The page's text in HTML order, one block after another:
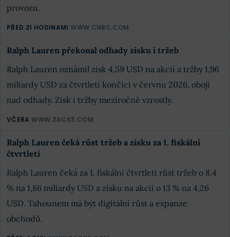
provozu.
PŘED 21 HODINAMI WWW.CNBC.COM
Ralph Lauren překonal odhady zisku i tržeb
Ralph Lauren oznámil zisk 4,59 USD na akcii a tržby 1,96
miliardy USD za čtvrtletí končící v červnu 2026, obojí
nad odhady. Zisk i tržby meziročně vzrostly.
VČERA WWW.ZACKS.COM
Ralph Lauren čeká růst tržeb a zisku za 1. fiskální
čtvrtletí
Ralph Lauren čeká za 1. fiskální čtvrtletí růst tržeb o 8,4
% na 1,86 miliardy USD a zisku na akcii o 13 % na 4,26
USD. Tahounem má být digitální růst a expanze
obchodů.